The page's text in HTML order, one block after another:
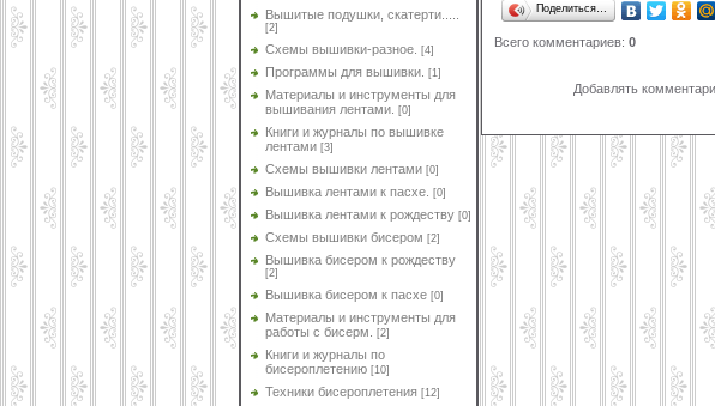
Вышитые подушки, скатерти.....
[2]
Схемы вышивки-разное. [4]
Программы для вышивки. [1]
Материалы и инструменты для
вышивания лентами.
[0]
Книги и журналы по вышивке
лентами [3]
Схемы вышивки лентами [0]
Вышивка лентами к пасхе. [0]
Вышивка лентами к рождеству [0]
Схемы вышивки бисером [2]
Вышивка бисером к рождеству
[2]
Вышивка бисером к пасхе [0]
Материалы и инструменты для
работы с бисерм.
[2]
Книги и журналы по
бисероплетению [10]
Техники бисероплетения [12]
Поделиться…
Всего комментариев: 0
Добавлять